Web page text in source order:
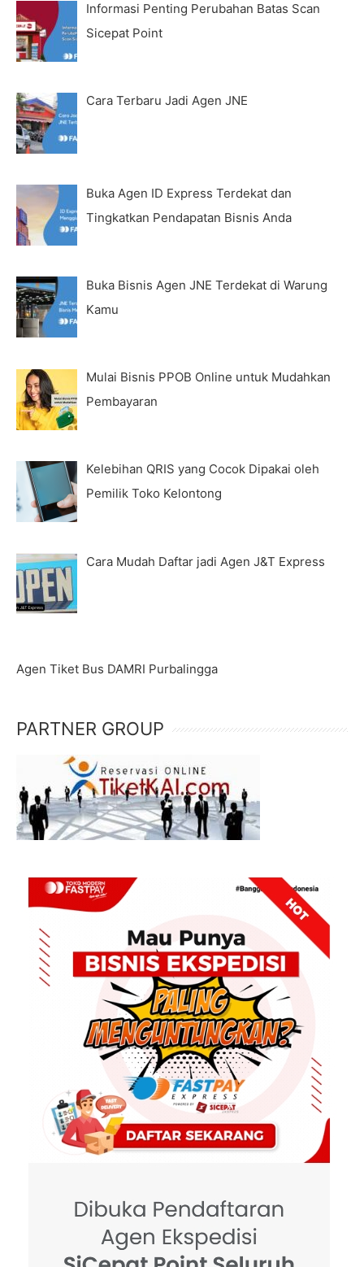
Informasi Penting Perubahan Batas Scan
Sicepat Point
Cara Terbaru Jadi Agen JNE
Buka Agen ID Express Terdekat dan
Tingkatkan Pendapatan Bisnis Anda
Buka Bisnis Agen JNE Terdekat di Warung
Kamu
Mulai Bisnis PPOB Online untuk Mudahkan
Pembayaran
Kelebihan QRIS yang Cocok Dipakai oleh
Pemilik Toko Kelontong
Cara Mudah Daftar jadi Agen J&T Express
Agen Tiket Bus DAMRI Purbalingga
PARTNER GROUP